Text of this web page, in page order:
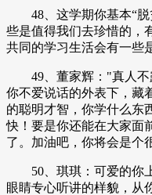
48、这学期你基本“脱
些是值得我们去珍惜的，
共同的学习生活会有一些
49、董家辉："真人不
你不爱说话的外表下，藏
的聪明才智，你学什么东
快！要是你还能在大家面
了。加油吧，你将会是个
50、琪琪：可爱的你上
眼睛专心听讲的样貌，从